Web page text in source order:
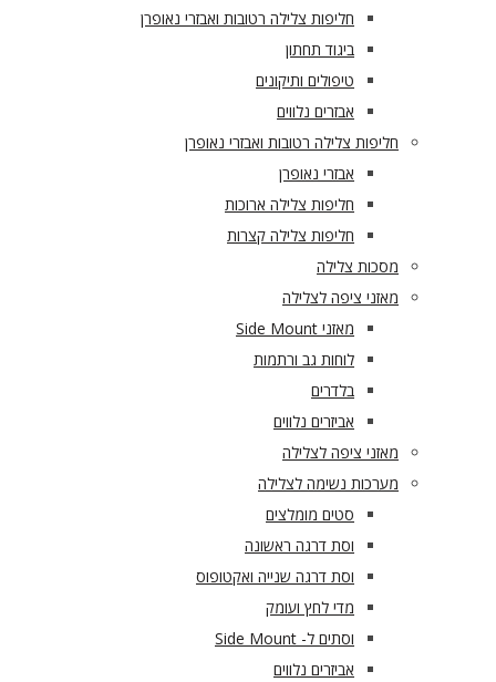
חליפות צלילה רטובות ואבזרי נאופרן
ביגוד תחתון
טיפולים ותיקונים
אבזרים נלווים
חליפות צלילה רטובות ואבזרי נאופרן
אבזרי נאופרן
חליפות צלילה ארוכות
חליפות צלילה קצרות
מסכות צלילה
מאזני ציפה לצלילה
מאזני Side Mount
לוחות גב ורתמות
בלדרים
אביזרים נלווים
מאזני ציפה לצלילה
מערכות נשימה לצלילה
סטים מומלצים
וסת דרגה ראשונה
וסת דרגה שנייה ואקטופוס
מדי לחץ ועומק
וסתים ל- Side Mount
אביזרים נלווים